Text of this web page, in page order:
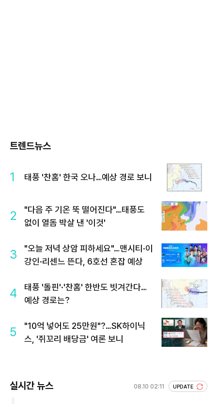
트렌드뉴스
1 태풍 '찬홈' 한국 오나…예상 경로 보니
2
"다음 주 기온 뚝 떨어진다"…태풍도
없이 열돔 박살 낸 '이것'
3
"오늘 저녁 상암 피하세요"…맨시티·이
강인·리센느 뜬다, 6호선 혼잡 예상
4
태풍 '돌핀'·'찬홈' 한반도 빗겨간다…
예상 경로는?
5
"10억 넣어도 25만원"?…SK하이닉
스, '쥐꼬리 배당금' 여론 보니
실시간 뉴스 08.10 02:11 UPDATE